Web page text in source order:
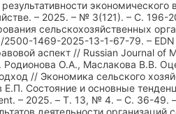
– 2025. – № 3(121). – С.
сельскохозяйственных
1469-2025-13-1-67-79. –
аспект // Russian Journal
О.А., Маслакова В.В.
// Экономика сельского
Состояние и основные
– 2025. – Т. 13, № 4. – С. 36-49.
деятельности